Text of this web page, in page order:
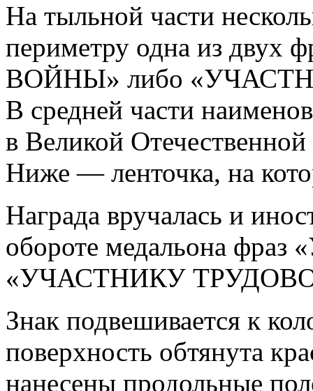
На тыльной части
периметру одна из
ВОЙНЫ» либо
В средней части
в Великой
Ниже — ленточка, на
Награда вручалась и
обороте медальона
«УЧАСТНИКУ
Знак подвешивается к
поверхность обтянута
нанесены продольные